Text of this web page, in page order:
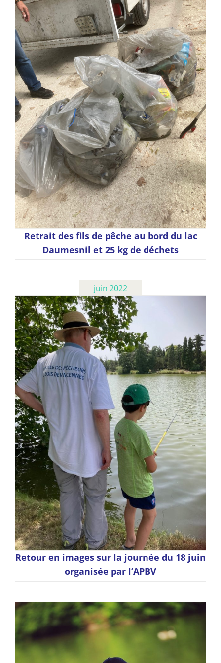
Retrait des fils de pêche au bord du lac
Daumesnil et 25 kg de déchets
juin 2022
Retour en images sur la journée du 18 juin
organisée par l’APBV